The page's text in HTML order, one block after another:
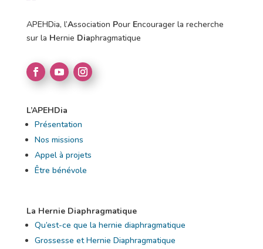
APEHDia, l’Association Pour Encourager la recherche
sur la Hernie Diaphragmatique
L’APEHDia
Présentation
Nos missions
Appel à projets
Être bénévole
La Hernie Diaphragmatique
Qu’est-ce que la hernie diaphragmatique
Grossesse et Hernie Diaphragmatique